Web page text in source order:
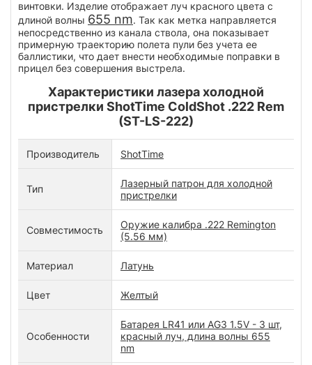
винтовки. Изделие отображает луч красного цвета с
длиной волны 655 nm. Так как метка направляется
непосредственно из канала ствола, она показывает
примерную траекторию полета пули без учета ее
баллистики, что дает внести необходимые поправки в
прицел без совершения выстрела.
Характеристики лазера холодной
пристрелки ShotTime ColdShot .222 Rem
(ST-LS-222)
Производитель ShotTime
Тип
Лазерный патрон для холодной
пристрелки
Совместимость
Оружие калибра .222 Remington
(5.56 мм)
Материал Латунь
Цвет Желтый
Особенности
Батарея LR41 или AG3 1.5V - 3 шт,
красный луч, длина волны 655
nm